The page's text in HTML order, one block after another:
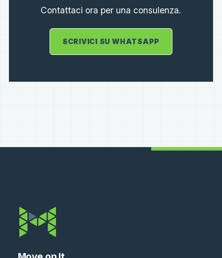
Contattaci ora per una consulenza.
SCRIVICI SU WHATSAPP